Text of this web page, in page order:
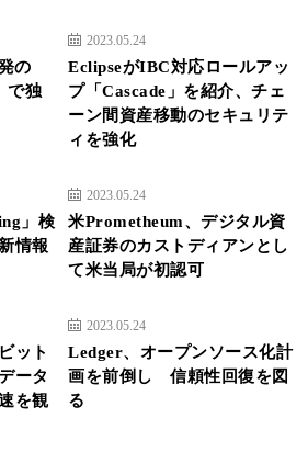
の
で独
2023.05.24
EclipseがIBC対応ロールアッ
プ「Cascade」を紹介、チェ
ーン間資産移動のセキュリテ
ィを強化
」検
情報
2023.05.24
米Prometheum、デジタル資
産証券のカストディアンとし
て米当局が初認可
ット
ータ
を観
2023.05.24
Ledger、オープンソース化計
画を前倒し 信頼性回復を図
る